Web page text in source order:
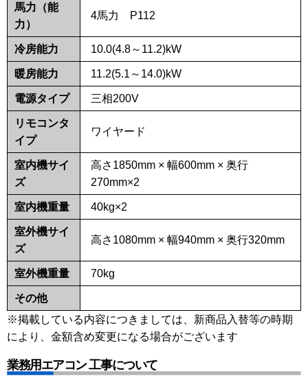
馬力（能
力）
4馬力 P112
冷房能力 10.0(4.8～11.2)kW
暖房能力 11.2(5.1～14.0)kW
電源タイプ 三相200V
リモコンタ
イプ
ワイヤード
室内機サイ
ズ
高さ1850mm × 幅600mm × 奥行
270mm×2
室内機重量 40kg×2
室外機サイ
ズ
高さ1080mm × 幅940mm × 奥行320mm
室外機重量 70kg
その他
※掲載している内容につきましては、新商品入替等の時期
により、金額含め変更になる場合がございます
業務用エアコン 工事について